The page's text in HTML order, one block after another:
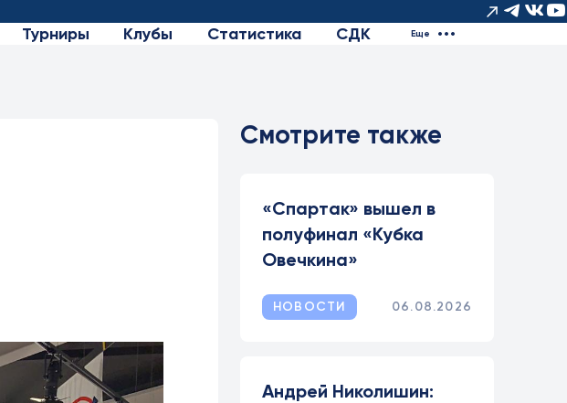
Турниры Клубы Статистика СДК Еще
Смотрите также
«Спартак» вышел в
полуфинал «Кубка
Овечкина»
НОВОСТИ 06.08.2026
Андрей Николишин: